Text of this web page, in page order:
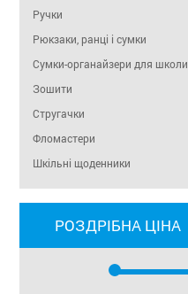
Ручки
Рюкзаки, ранці і сумки
Сумки-органайзери для школи
Зошити
Стругачки
Фломастери
Шкільні щоденники
РОЗДРІБНА ЦІНА